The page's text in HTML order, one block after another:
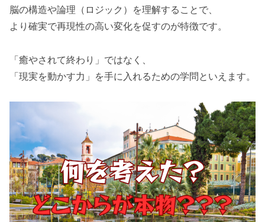
脳の構造や論理（ロジック）を理解することで、
より確実で再現性の高い変化を促すのが特徴です。
「癒やされて終わり」ではなく、
「現実を動かす力」を手に入れるための学問といえます。